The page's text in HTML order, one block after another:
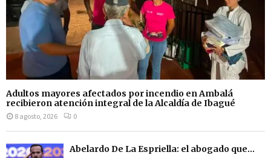
Adultos mayores afectados por incendio en Ambalá
recibieron atención integral de la Alcaldía de Ibagué
8 agosto, 2026 0
Abelardo De La Espriella: el abogado que...